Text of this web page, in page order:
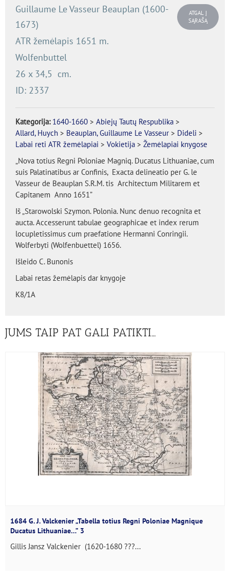
Guillaume Le Vasseur Beauplan (1600-
1673)
ATR žemėlapis 1651 m.
Wolfenbuttel
26 x 34,5 cm.
ID: 2337
ATGAL Į
SĄRAŠĄ
Kategorija: 1640-1660 > Abiejų Tautų Respublika >
Allard, Huych > Beauplan, Guillaume Le Vasseur > Dideli >
Labai reti ATR žemėlapiai > Vokietija > Žemėlapiai knygose
„Nova totius Regni Poloniae Magniq. Ducatus Lithuaniae, cum
suis Palatinatibus ar Confinis, Exacta delineatio per G. le
Vasseur de Beauplan S.R.M. tis Architectum Militarem et
Capitanem Anno 1651”
Iš „Starowolski Szymon. Polonia. Nunc denuo recognita et
aucta. Accesserunt tabulae geographicae et index rerum
locupletissimus cum praefatione Hermanni Conringii.
Wolferbyti (Wolfenbuettel) 1656.
Išleido C. Bunonis
Labai retas žemėlapis dar knygoje
K8/1A
JUMS TAIP PAT GALI PATIKTI…
1684 G. J. Valckenier „Tabella totius Regni Poloniae Magnique
Ducatus Lithuaniae…” 3
Gillis Jansz Valckenier (1620-1680 ???...